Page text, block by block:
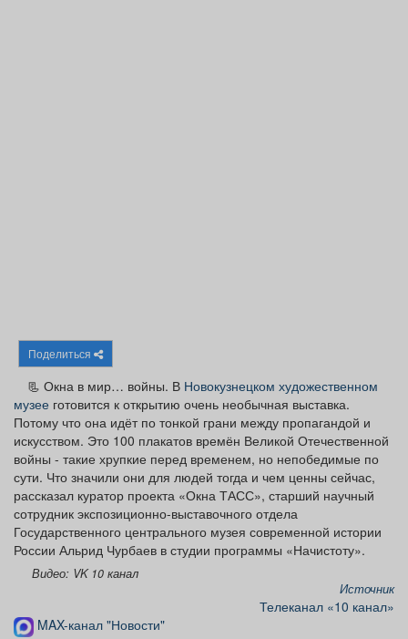
Поделиться
📃 Окна в мир… войны. В Новокузнецком художественном
музее готовится к открытию очень необычная выставка.
Потому что она идёт по тонкой грани между пропагандой и
искусством. Это 100 плакатов времён Великой Отечественной
войны - такие хрупкие перед временем, но непобедимые по
сути. Что значили они для людей тогда и чем ценны сейчас,
рассказал куратор проекта «Окна ТАСС», старший научный
сотрудник экспозиционно-выставочного отдела
Государственного центрального музея современной истории
России Альрид Чурбаев в студии программы «Начистоту».
Видео: VK 10 канал
Источник
Телеканал «10 канал»
MAX-канал "Новости"